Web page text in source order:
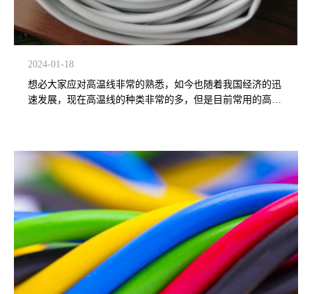
2024-01-18
想必大家应对高温线非常的熟悉，如今也随着我国经济的迅
速发展，现在高温线的种类非常的多，但是目前常用的高温